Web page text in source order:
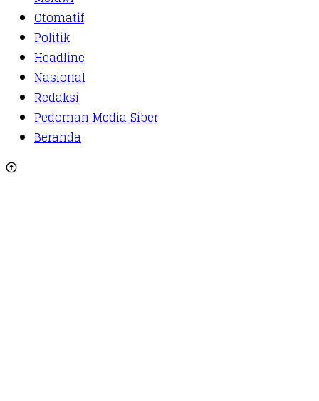
Otomatif
Politik
Headline
Nasional
Redaksi
Pedoman Media Siber
Beranda